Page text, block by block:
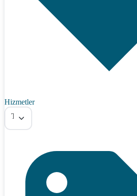
Hizmetler
Tümü